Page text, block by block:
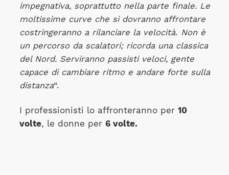
impegnativa, soprattutto nella parte finale. Le
moltissime curve che si dovranno affrontare
costringeranno a rilanciare la velocità. Non è
un percorso da scalatori; ricorda una classica
del Nord. Serviranno passisti veloci, gente
capace di cambiare ritmo e andare forte sulla
distanza“.
I professionisti lo affronteranno per 10
volte, le donne per 6 volte.